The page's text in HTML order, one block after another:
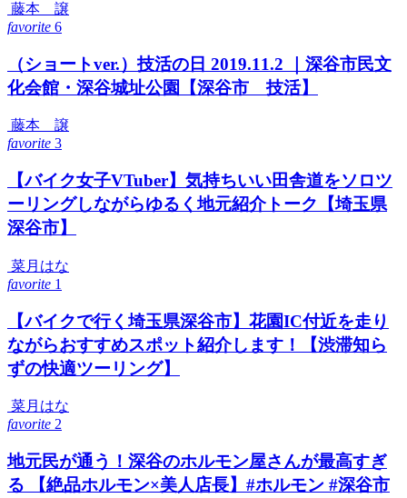
藤本 譲
favorite 6
（ショートver.）技活の日 2019.11.2 ｜深谷市民文
化会館・深谷城址公園【深谷市 技活】
藤本 譲
favorite 3
【バイク女子VTuber】気持ちいい田舎道をソロツ
ーリングしながらゆるく地元紹介トーク【埼玉県
深谷市】
菜月はな
favorite 1
【バイクで行く埼玉県深谷市】花園IC付近を走り
ながらおすすめスポット紹介します！【渋滞知ら
ずの快適ツーリング】
菜月はな
favorite 2
地元民が通う！深谷のホルモン屋さんが最高すぎ
る 【絶品ホルモン×美人店長】#ホルモン #深谷市